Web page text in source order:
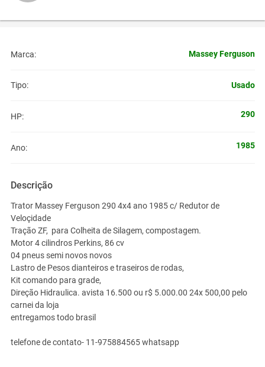
Marca: Massey Ferguson
Tipo: Usado
HP: 290
Ano: 1985
Descrição
Trator Massey Ferguson 290 4x4 ano 1985 c/ Redutor de
Veloçidade
Tração ZF, para Colheita de Silagem, compostagem.
Motor 4 cilindros Perkins, 86 cv
04 pneus semi novos novos
Lastro de Pesos dianteiros e traseiros de rodas,
Kit comando para grade,
Direção Hidraulica. avista 16.500 ou r$ 5.000.00 24x 500,00 pelo
carnei da loja
entregamos todo brasil
telefone de contato- 11-975884565 whatsapp